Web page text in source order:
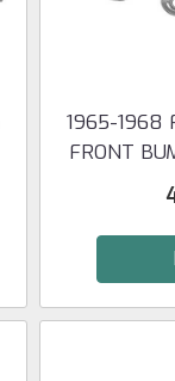
1965-1968
FRONT